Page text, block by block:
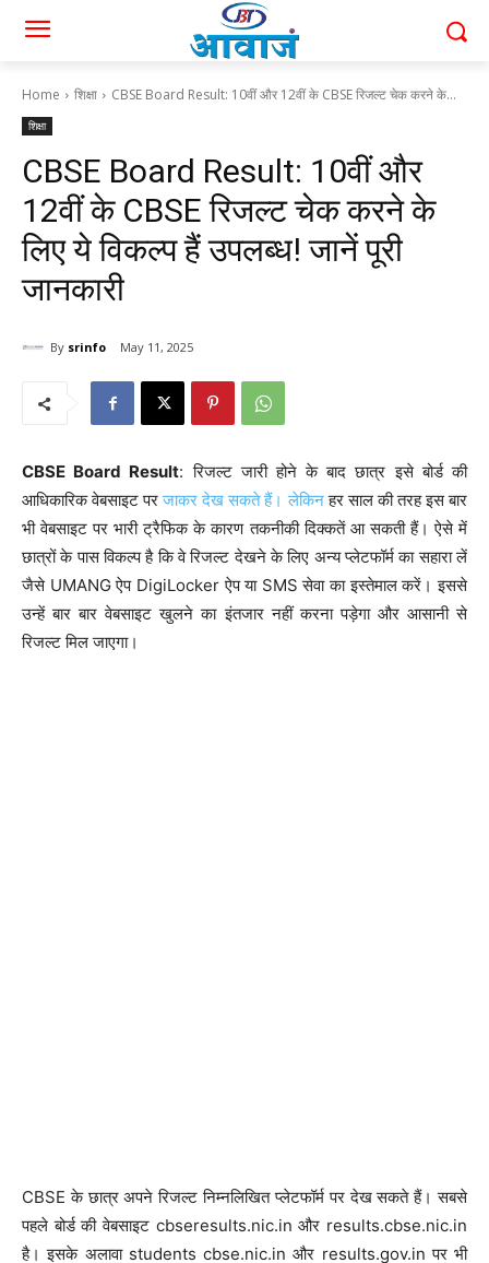
Home शिक्षा CBSE Board Result: 10वीं और 12वीं के CBSE रिजल्ट चेक करने के...
शिक्षा
CBSE Board Result: 10वीं और
12वीं के CBSE रिजल्ट चेक करने के
लिए ये विकल्प हैं उपलब्ध! जानें पूरी
जानकारी
By srinfo May 11, 2025
CBSE Board Result: रिजल्ट जारी होने के बाद छात्र इसे बोर्ड की
आधिकारिक वेबसाइट परजाकर देख सकते हैं। लेकिनहर साल की तरह इस बार
भी वेबसाइट पर भारी ट्रैफिक के कारण तकनीकी दिक्कतें आ सकती हैं। ऐसे में
छात्रों के पास विकल्प है कि वे रिजल्ट देखने के लिए अन्य प्लेटफॉर्म का सहारा लें
जैसे UMANG ऐप DigiLocker ऐप या SMS सेवा का इस्तेमाल करें। इससे
उन्हें बार बार वेबसाइट खुलने का इंतजार नहीं करना पड़ेगा और आसानी से
रिजल्ट मिल जाएगा।
CBSE के छात्र अपने रिजल्ट निम्नलिखित प्लेटफॉर्म पर देख सकते हैं। सबसे
पहले बोर्ड की वेबसाइट cbseresults.nic.in और results.cbse.nic.in
है। इसके अलावा students cbse.nic.in और results.gov.in पर भी